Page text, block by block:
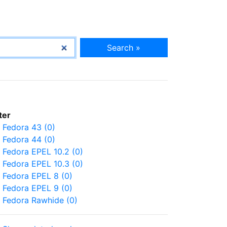
Search »
Fedora 43 (0)
Fedora 44 (0)
Fedora EPEL 10.2 (0)
Fedora EPEL 10.3 (0)
Fedora EPEL 8 (0)
Fedora EPEL 9 (0)
Fedora Rawhide (0)